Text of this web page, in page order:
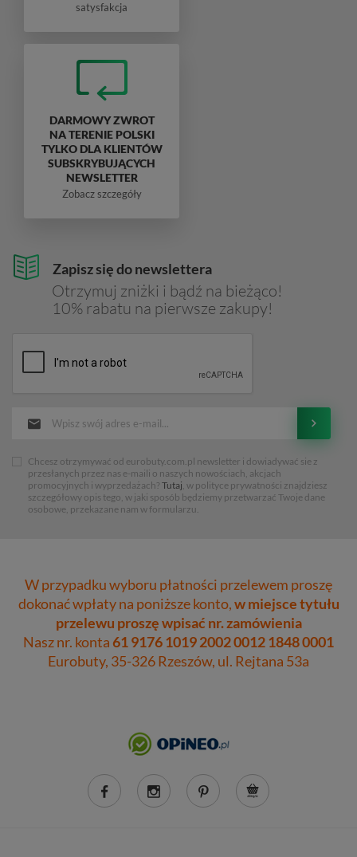
Zapisz się do newslettera
Otrzymuj zniżki i bądź na bieżąco!
10% rabatu na pierwsze zakupy!
Chcesz otrzymywać od eurobuty.com.pl newsletter i dowiadywać sie z
przesłanych przez nas e-maili o naszych nowościach, akcjach
promocyjnych i wyprzedażach? Tutaj, w polityce prywatności znajdziesz
szczegółowy opis tego, w jaki sposób będziemy przetwarzać Twoje dane
osobowe, przekazane nam w formularzu.
satysfakcja
DARMOWY ZWROT
NA TERENIE POLSKI
TYLKO DLA KLIENTÓW
SUBSKRYBUJĄCYCH
NEWSLETTER
Zobacz szczegóły
W przypadku wyboru płatności przelewem proszę
dokonać wpłaty na poniższe konto,w miejsce tytułu
przelewu proszę wpisać nr. zamówienia
Nasz nr. konta61 9176 1019 2002 0012 1848 0001
Eurobuty, 35-326 Rzeszów, ul. Rejtana 53a